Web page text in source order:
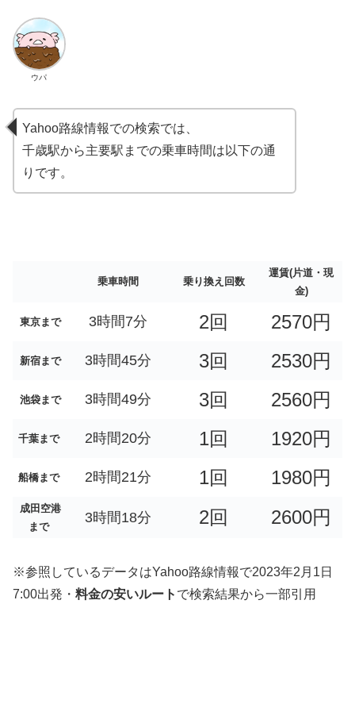
ウパ
Yahoo路線情報での検索では、
千歳駅から主要駅までの乗車時間は以下の通
りです。
乗車時間 乗り換え回数
運賃(片道・現
金)
東京まで 3時間7分 2回 2570円
新宿まで 3時間45分 3回 2530円
池袋まで 3時間49分 3回 2560円
千葉まで 2時間20分 1回 1920円
船橋まで 2時間21分 1回 1980円
成田空港
まで
3時間18分 2回 2600円
※参照しているデータはYahoo路線情報で2023年2月1日
7:00出発・ 料金の安いルート で検索結果から一部引用